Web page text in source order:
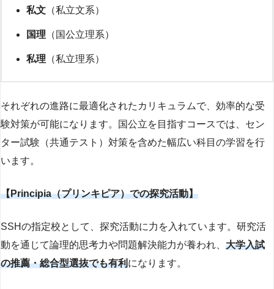
私文 （私立文系）
国理 （国公立理系）
私理 （私立理系）
それぞれの進路に最適化されたカリキュラムで、効率的な受
験対策が可能になります。国公立を目指すコースでは、セン
ター試験（共通テスト）対策を含めた幅広い科目の学習を行
います。
【Principia（プリンキピア）での探究活動】
SSHの指定校として、探究活動に力を入れています。研究活
動を通じて論理的思考力や問題解決能力が養われ、 大学入試
の推薦・総合型選抜でも有利になります。